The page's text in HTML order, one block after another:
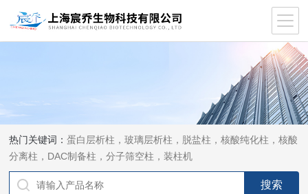
热门关键词：蛋白层析柱，玻璃层析柱，脱盐柱，核酸纯化柱，核酸
分离柱，DAC制备柱，分子筛空柱，装柱机